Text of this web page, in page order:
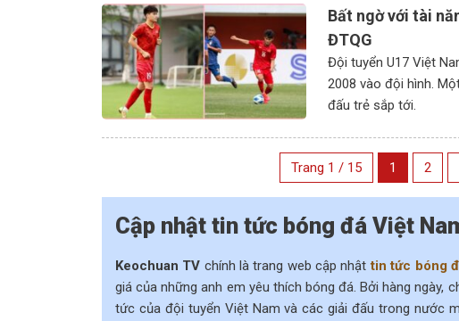
Bất ngờ với tài
ĐTQG
Đội tuyển U17 Việt
2008 vào đội hình.
đấu trẻ sắp tới.
Trang 1 / 15 1 2
Cập nhật tin tức bóng đá Việt
Keochuan TV chính là trang web cập nhậttin tức bóng
giá của những anh em yêu thích bóng đá. Bởi hàng ngày,
tức của đội tuyển Việt Nam và các giải đấu trong nước